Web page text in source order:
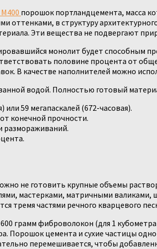
порошок портландцемента, масса
в структуру
Эти вещества не подвергают
монолит будет способным
половине процента от
В качестве наполнителей можно
водой. Полностью готовый
59 мегапаскалей (672-часовая).
конечной прочности.
размораживаний.
не готовить крупные объемы
мастерками, матричными валиками,
тремя частями речного кварцевого
грамм фиброволокон (для 1
Порошок цемента и сухие частицы
перемешивается, чтобы